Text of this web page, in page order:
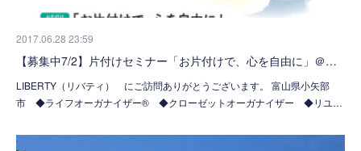
2017.06.28 23:59
【募集中7/2】片付けセミナー「お片付けで、心を自由に」＠…
LIBERTY（リバティ） にご訪問ありがとうございます。 富山県小矢部
市 ◆ライフオーガナイザー® ◆クローゼットオーガナイザー ◆リユ…